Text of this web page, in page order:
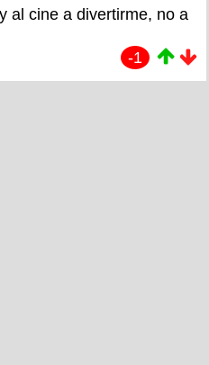
al cine a divertirme, no a
-1